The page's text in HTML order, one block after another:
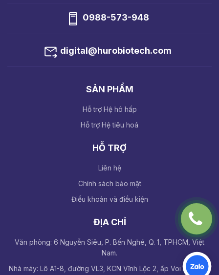
0988-573-948
digital@hurobiotech.com
SẢN PHẨM
Hỗ trợ Hệ hô hấp
Hỗ trợ Hệ tiêu hoá
HỖ TRỢ
Liên hệ
Chính sách bảo mật
Điều khoản và điều kiện
ĐỊA CHỈ
Văn phòng: 6 Nguyễn Siêu, P. Bến Nghé, Q. 1, TPHCM, Việt
Nam.
Nhà máy: Lô A1-8, đường VL3, KCN Vĩnh Lộc 2, ấp Voi Lá, Long